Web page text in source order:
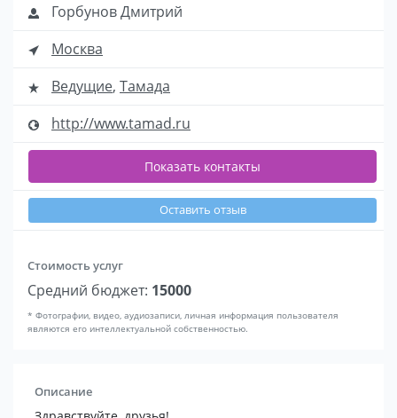
Горбунов Дмитрий
Москва
Ведущие, Тамада
http://www.tamad.ru
Показать контакты
Оставить отзыв
Стоимость услуг
Средний бюджет: 15000
* Фотографии, видео, аудиозаписи, личная информация пользователя
являются его интеллектуальной собственностью.
Описание